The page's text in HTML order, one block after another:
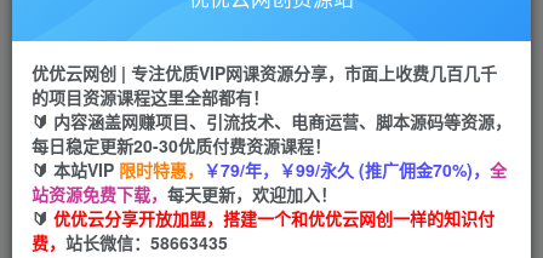
云币 9.9 云币99
会员免费
立即购买
您当前未登录！建议登陆后购买，可保存购买订单
优优云网创 | 专注优质VIP网课资源分享，市面上收费几百几千
的项目资源课程这里全部都有！
🔰 内容涵盖网赚项目、引流技术、电商运营、脚本源码等资源，
每日稳定更新20-30优质付费资源课程！
🔰 本站VIP 限时特惠， ￥79/年，￥99/永久 (推广佣金70%)， 全
站资源免费下载， 每天更新，欢迎加入！
🔰 优优云分享开放加盟，搭建一个和优优云网创一样的知识付
费， 站长微信：58663435